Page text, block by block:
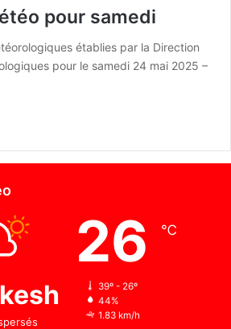
pour samedi
établies par la Direction
pour le samedi 24 mai 2025 –
26 ℃
39º - 26º
44%
1.83 km/h